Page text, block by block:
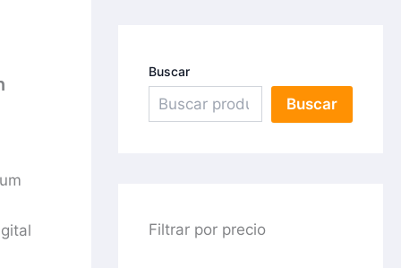
Buscar
Buscar
Filtrar por precio